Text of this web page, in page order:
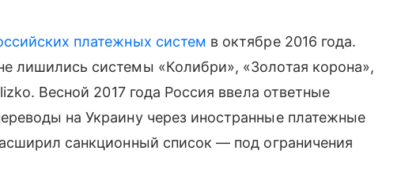
платежных систем в октябре 2016 года.
лишились системы «Колибри», «Золотая корона»,
Весной 2017 года Россия ввела ответные
на Украину через иностранные платежные
санкционный список — под ограничения